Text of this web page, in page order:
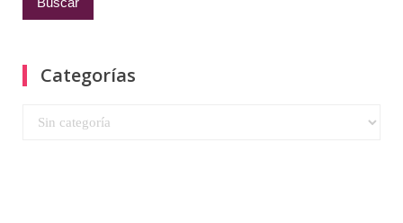
Categorías
Categorías